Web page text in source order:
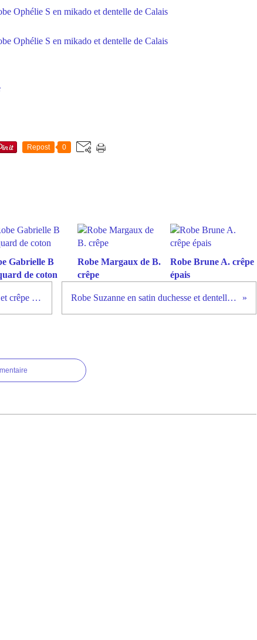
Repost 0
Gabrielle B
de coton
Robe Margaux de B.
crêpe
Robe Brune A. crêpe
épais
robe Valentine en crêpe et crêpe georgette Robe Suzanne en satin duchesse et dentelle rebrodée